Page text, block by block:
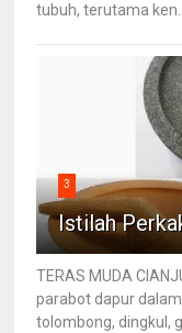
tubuh, terutama ken...
3
Istilah
TERAS MUDA
parabot dapur
tolombong, dingkul,